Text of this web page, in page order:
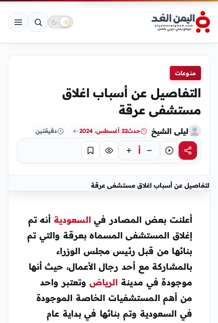
منوعات
التفاصيل عن أسباب اغلاق
مستشفى عرقة
ليلى الشيخ حدث22 أغسطس، 2024 دقيقتين
مشاركةاستماع أ تركيز حفظ
التفاصيل عن أسباب اغلاق مستشفى عرقة
أعلنت بعض المصادر في السعوديةأنه تم
إغلاق المستشفى المسماه بعرقة والتي تم
بنائها من قبل رئيس مجلس الوزراء
بالمشاركة مع أحد رجال الأعمال، حيث أنها
موجودة في مدينة الرياض وتعتبر واحد
من أهم المستشفيات الخاصة الموجودة
في السعودية وتم بنائها في بداية عام